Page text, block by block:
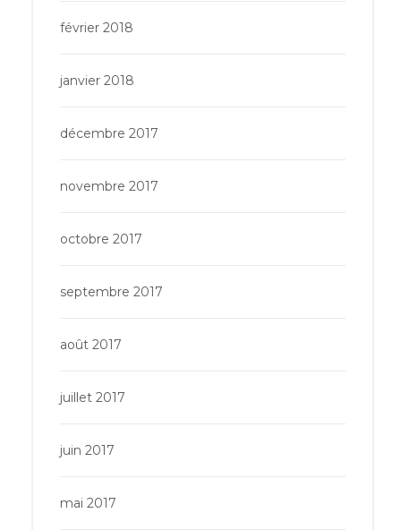
février 2018
janvier 2018
décembre 2017
novembre 2017
octobre 2017
septembre 2017
août 2017
juillet 2017
juin 2017
mai 2017